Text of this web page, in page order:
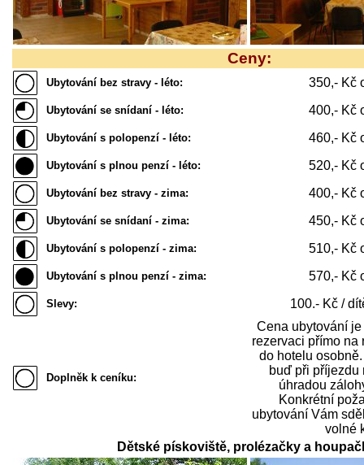
Ceny:
Ubytování bez stravy - léto: 350,- Kč
Ubytování se snídaní - léto: 400,- Kč
Ubytování s polopenzí - léto: 460,- Kč
Ubytování s plnou penzí - léto: 520,- Kč
Ubytování bez stravy - zima: 400,- Kč
Ubytování se snídaní - zima: 450,- Kč
Ubytování s polopenzí - zima: 510,- Kč
Ubytování s plnou penzí - zima: 570,- Kč
Slevy: 100.- Kč /
Doplněk k ceníku:
Cena ubytování
rezervaci přímo na
do hotelu
buď při příjezdu
úhradou
Konkrétní
ubytování Vám
volné
Dětské pískoviště, prolézačky a